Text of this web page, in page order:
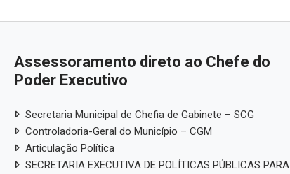
Assessoramento direto ao Chefe do
Poder Executivo
Secretaria Municipal de Chefia de Gabinete – SCG
Controladoria-Geral do Município – CGM
Articulação Política
SECRETARIA EXECUTIVA DE POLÍTICAS PÚBLICAS PARA